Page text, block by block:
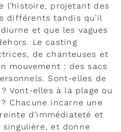
l’histoire, projetant des
différents tandis qu’il
et que les vagues
Le casting
de chanteuses et
mouvement : des sacs
Sont-elles de
Vont-elles à la plage ou
Chacune incarne une
d’immédiateté et
singulière, et donne